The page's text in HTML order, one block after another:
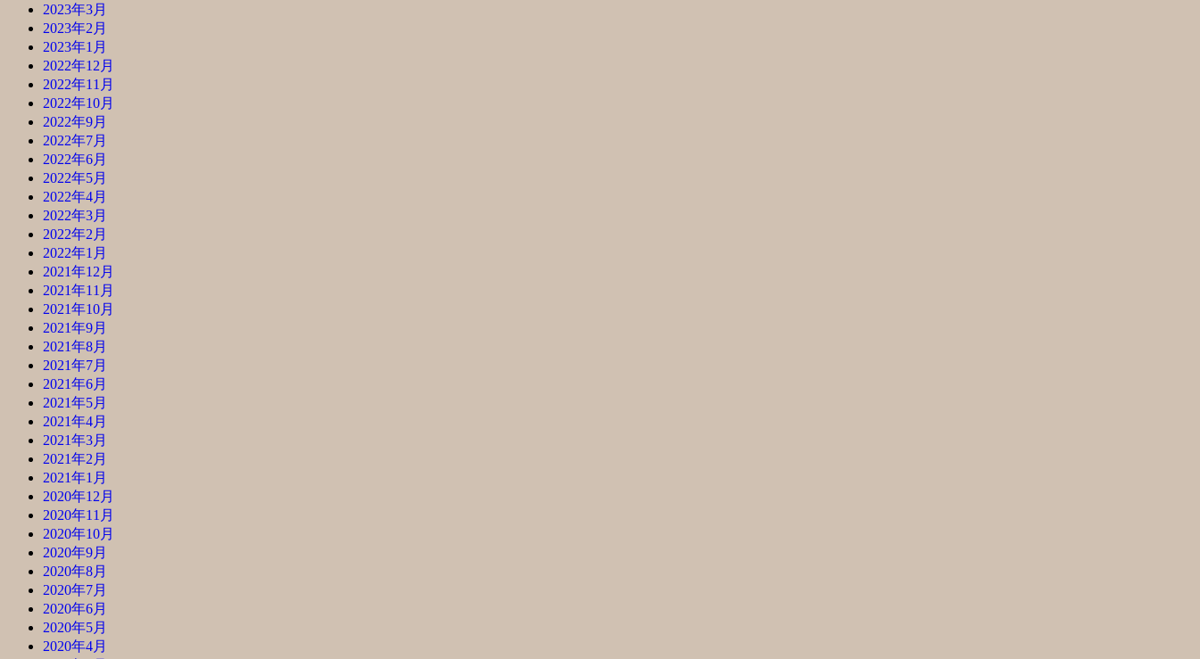
2023年3月
2023年2月
2023年1月
2022年12月
2022年11月
2022年10月
2022年9月
2022年7月
2022年6月
2022年5月
2022年4月
2022年3月
2022年2月
2022年1月
2021年12月
2021年11月
2021年10月
2021年9月
2021年8月
2021年7月
2021年6月
2021年5月
2021年4月
2021年3月
2021年2月
2021年1月
2020年12月
2020年11月
2020年10月
2020年9月
2020年8月
2020年7月
2020年6月
2020年5月
2020年4月